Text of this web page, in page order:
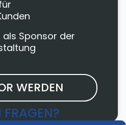
Sponsor der
WERDEN